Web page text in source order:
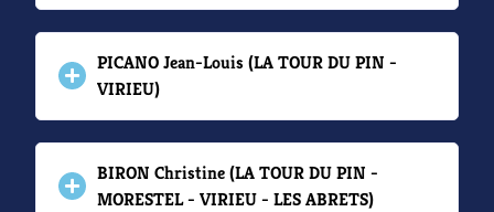
PICANO Jean-Louis (LA TOUR DU PIN -
VIRIEU)
BIRON Christine (LA TOUR DU PIN -
MORESTEL - VIRIEU - LES ABRETS)